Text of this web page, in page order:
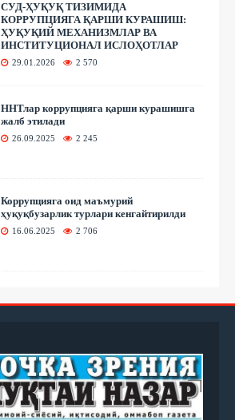
СУД-ҲУҚУҚ ТИЗИМИДА
КОРРУПЦИЯГА ҚАРШИ КУРАШИШ:
ҲУҚУҚИЙ МЕХАНИЗМЛАР ВА
ИНСТИТУЦИОНАЛ ИСЛОҲОТЛАР
29.01.2026 2 570
ННТлар коррупцияга қарши курашишга
жалб этилади
26.09.2025 2 245
Коррупцияга оид маъмурий
ҳуқуқбузарлик турлари кенгайтирилди
16.06.2025 2 706